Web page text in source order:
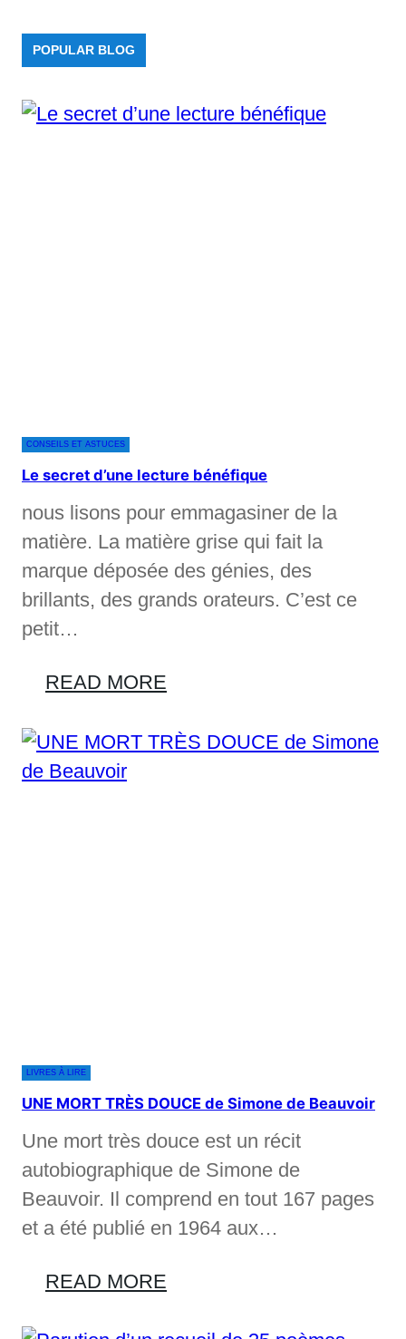
POPULAR BLOG
CONSEILS ET ASTUCES
Le secret d’une lecture bénéfique
nous lisons pour emmagasiner de la
matière. La matière grise qui fait la
marque déposée des génies, des
brillants, des grands orateurs. C’est ce
petit…
READ MORE
LIVRES À LIRE
UNE MORT TRÈS DOUCE de Simone de Beauvoir
Une mort très douce est un récit
autobiographique de Simone de
Beauvoir. Il comprend en tout 167 pages
et a été publié en 1964 aux…
READ MORE